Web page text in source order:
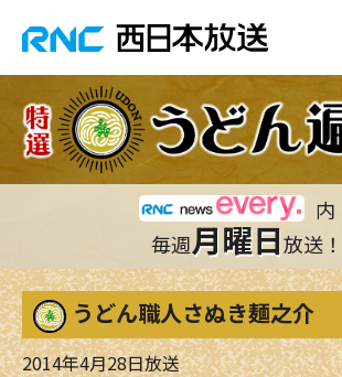
内
毎週月曜日放送！
うどん職人さぬき麺之介
2014年4月28日放送